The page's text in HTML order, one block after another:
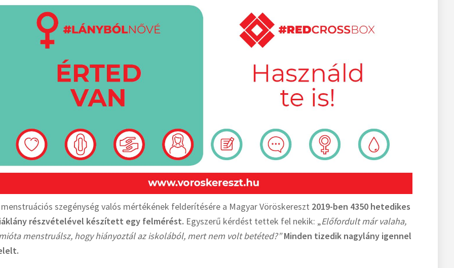
szegénység valós mértékének felderítésére a Magyar Vöröskereszt 2019-ben 4350 hetedikes
részvételével készített egy felmérést. Egyszerű kérdést tettek fel nekik: „Előfordult már valaha,
menstruálsz, hogy hiányoztál az iskolából, mert nem volt betéted?” Minden tizedik nagylány igennel